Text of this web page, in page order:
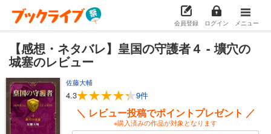
会員登録 ログイン メニュー
【感想・ネタバレ】皇国の守護者４ - 壙穴の
城塞のレビュー
佐藤大輔
4.3 9件
＼ レビュー投稿でポイントプレゼント ／
※購入済みの作品が対象となります